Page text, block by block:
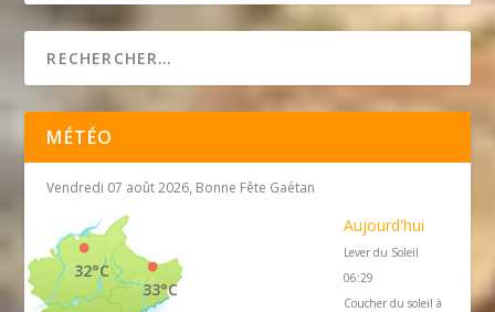
MÉTÉO
Vendredi 07 août 2026, Bonne Fête Gaétan
33°C
32°C
Aujourd'hui
Lever du Soleil
06:29
Coucher du soleil à